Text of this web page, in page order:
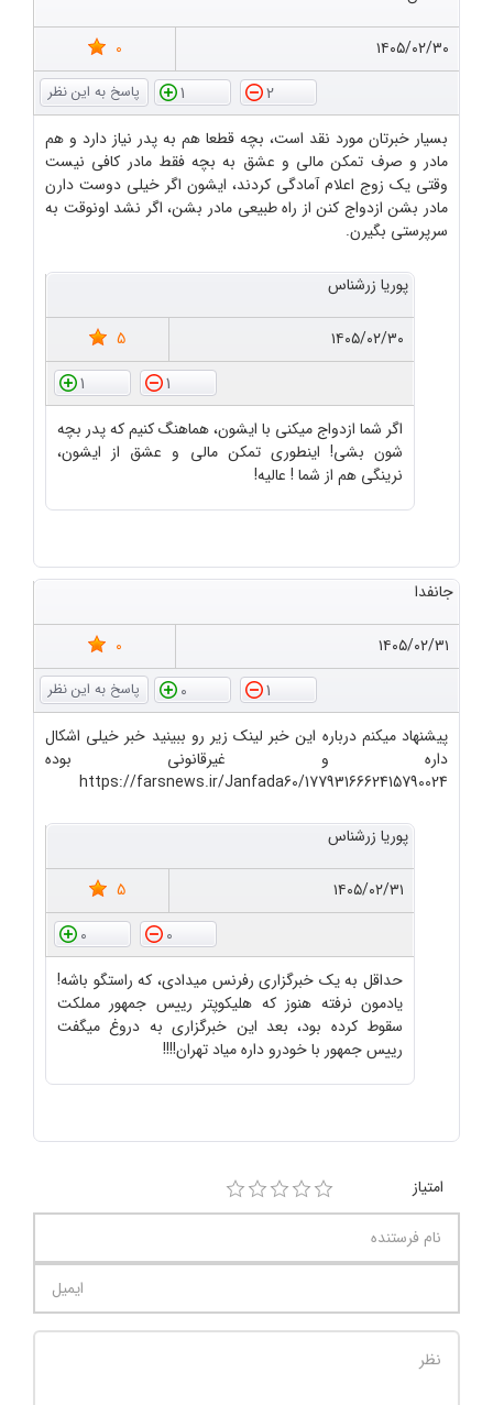
۱۴۰۵/۰۲/۳۰
0
2
1
بسیار خبرتان مورد نقد است، بچه قطعا هم به پدر نیاز دارد و هم
مادر و صرف تمکن مالی و عشق به بچه فقط مادر کافی نیست
وقتی یک زوج اعلام آمادگی کردند، ایشون اگر خیلی دوست دارن
مادر بشن ازدواج کنن از راه طبیعی مادر بشن، اگر نشد اونوقت به
سرپرستی بگیرن.
پوریا زرشناس
۱۴۰۵/۰۲/۳۰
5
1
1
اگر شما ازدواج میکنی با ایشون، هماهنگ کنیم که پدر بچه
شون بشی! اینطوری تمکن مالی و عشق از ایشون،
نرینگی هم از شما ! عالیه!
جانفدا
۱۴۰۵/۰۲/۳۱
0
1
0
پیشنهاد میکنم درباره این خبر لینک زیر رو ببینید خبر خیلی اشکال
داره و غیرقانونی بوده
https://farsnews.ir/Janfada60/1779316662415790024
پوریا زرشناس
۱۴۰۵/۰۲/۳۱
5
0
0
حداقل به یک خبرگزاری رفرنس میدادی، که راستگو باشه!
یادمون نرفته هنوز که هلیکوپتر رییس جمهور مملکت
سقوط کرده بود، بعد این خبرگزاری به دروغ میگفت
رییس جمهور با خودرو داره میاد تهران!!!!
امتیاز